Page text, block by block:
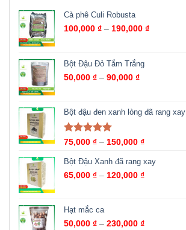
Cà phê Culi Robusta
100,000 ₫ – 190,000 ₫
Bột Đậu Đỏ Tắm Trắng
50,000 ₫ – 90,000 ₫
Bột đậu đen xanh lòng đã rang xay
Được xếp
sao
75,000 ₫ – 150,000 ₫
Bột Đậu Xanh đã rang xay
65,000 ₫ – 120,000 ₫
Hạt mắc ca
50,000 ₫ – 230,000 ₫